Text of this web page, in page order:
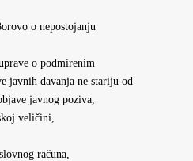
o nepostojanju
o podmirenim
javnih davanja ne stariju od
javnog poziva,
veličini,
računa,